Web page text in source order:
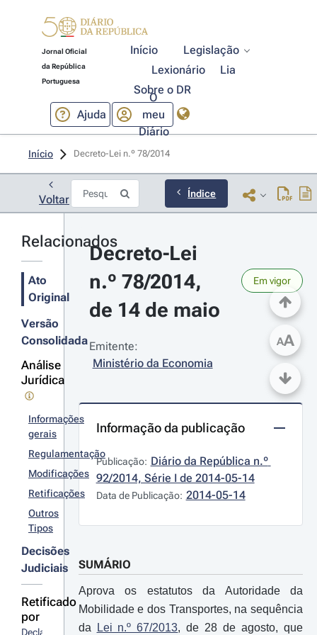
Jornal Oficial
da República
Portuguesa
Início
Legislação
Lexionário
Lia
Sobre o DR
Ajuda
O
meu
Diário
Início Decreto-Lei n.º 78/2014
Voltar Índice
Relacionados
Ato
Original
Versão
Consolidada
Análise
Jurídica
Informações
gerais
Regulamentação
Modificações
Retificações
Outros
Tipos
Decisões
Judiciais
Retificado
por
Declaração
Decreto-Lei
n.º 78/2014,
de 14 de maio
Em vigor
Emitente:
Ministério da Economia
Informação da publicação
Publicação: Diário da República n.º
92/2014, Série I de 2014-05-14
Data de Publicação: 2014-05-14
SUMÁRIO
Aprova os estatutos da Autoridade da
Mobilidade e dos Transportes, na sequência
da
Lei n.º 67/2013, de 28 de agosto, que
AA